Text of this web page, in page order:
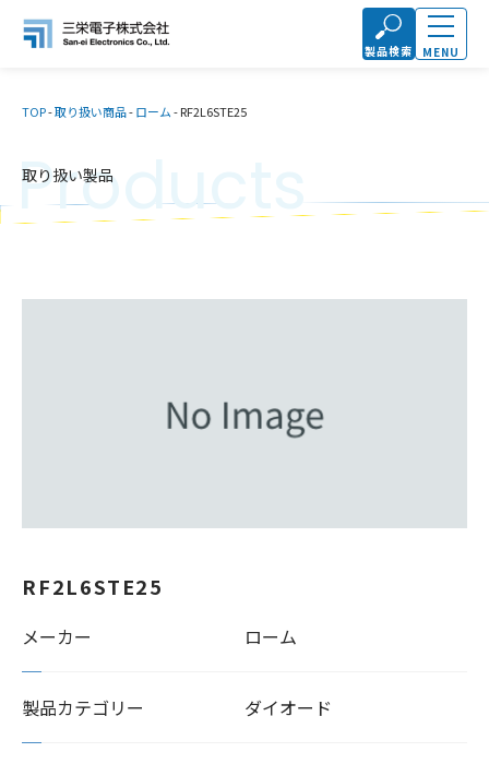
製品検索 MENU
TOP-取り扱い商品-ローム-RF2L6STE25
取り扱い製品
Products
RF2L6STE25
メーカー ローム
製品カテゴリー ダイオード